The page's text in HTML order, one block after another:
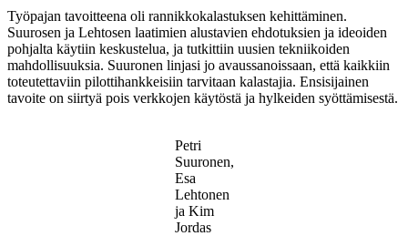
Työpajan tavoitteena oli rannikkokalastuksen kehittäminen.
Suurosen ja Lehtosen laatimien alustavien ehdotuksien ja ideoiden
pohjalta käytiin keskustelua, ja tutkittiin uusien tekniikoiden
mahdollisuuksia. Suuronen linjasi jo avaussanoissaan, että kaikkiin
toteutettaviin pilottihankkeisiin tarvitaan kalastajia. Ensisijainen
tavoite on siirtyä pois verkkojen käytöstä ja hylkeiden syöttämisestä.
Petri
Suuronen,
Esa
Lehtonen
ja Kim
Jordas